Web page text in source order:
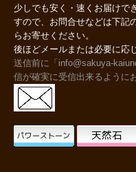
少しでも安く・速くお届けで
すので、お問合せなどは下記
らお寄せください。
後ほどメールまたは必要に応
送信前に「info@sakuya-
信が確実に受信出来るように